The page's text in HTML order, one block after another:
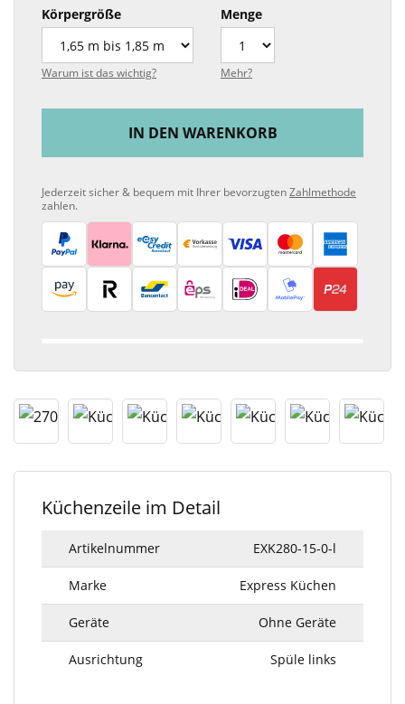
Körpergröße
Warum ist das wichtig?
Menge
Mehr?
IN DEN WARENKORB
Jederzeit sicher & bequem mit Ihrer bevorzugtenZahlmethode
zahlen.
Küchenzeile im Detail
Artikelnummer EXK280-15-0-l
Marke Express Küchen
Geräte Ohne Geräte
Ausrichtung Spüle links